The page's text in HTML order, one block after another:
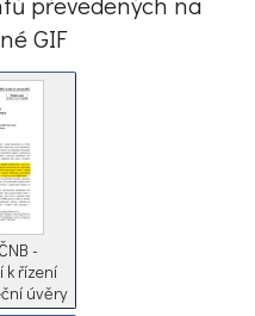
GIF
-
k řízení
úvěry